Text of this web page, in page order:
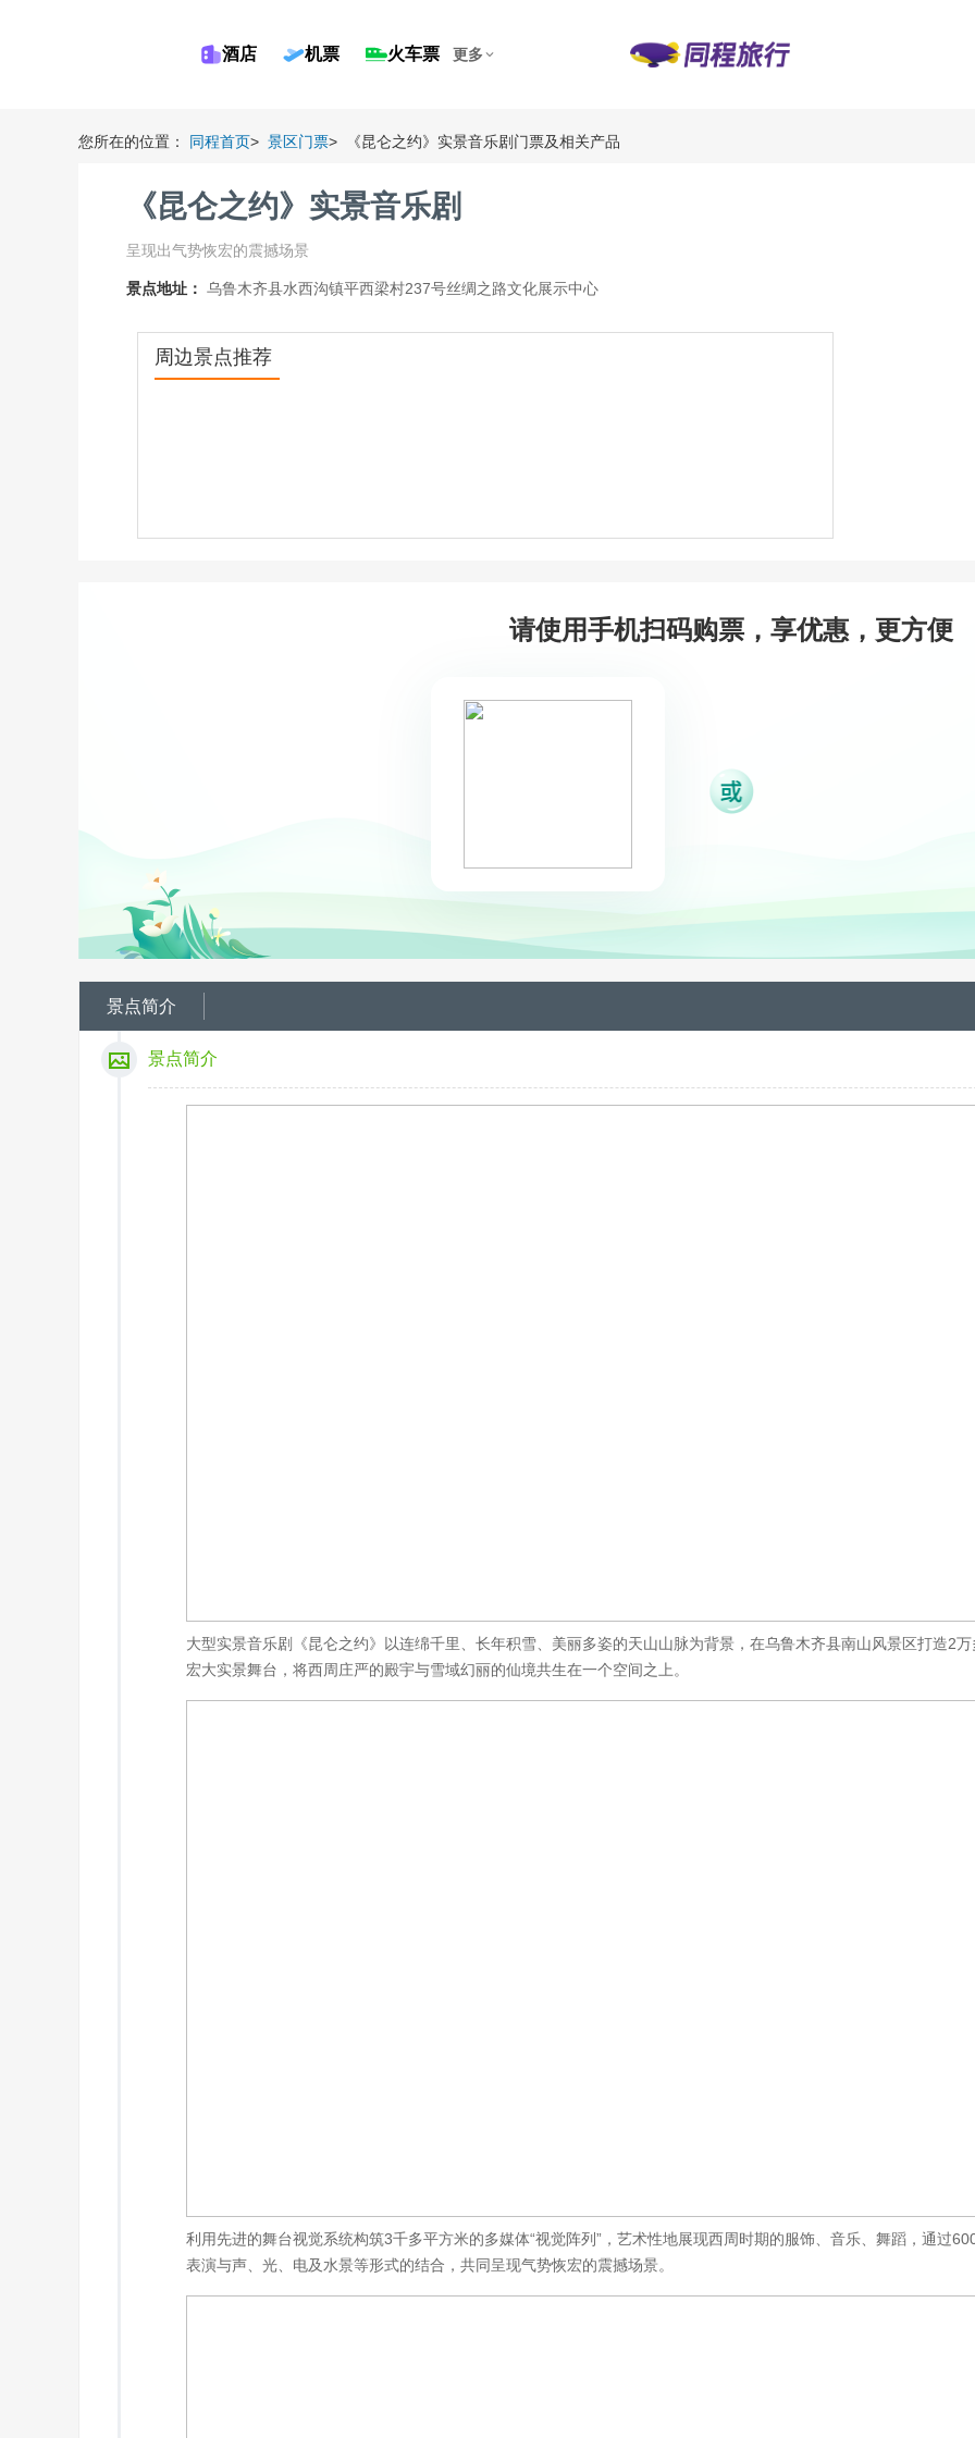
酒店 机票 火车票 更多
您所在的位置： 同程首页> 景区门票> 《昆仑之约》实景音乐剧门票及相关产品
《昆仑之约》实景音乐剧
呈现出气势恢宏的震撼场景
景点地址： 乌鲁木齐县水西沟镇平西梁村237号丝绸之路文化展示中心
周边景点推荐
请使用手机扫码购票，享优惠，更方便
景点简介
景点简介
大型实景音乐剧《昆仑之约》以连绵千里、长年积雪、美丽多姿的天山山脉为背景，在乌鲁木齐县南山风景区打造2
宏大实景舞台，将西周庄严的殿宇与雪域幻丽的仙境共生在一个空间之上。
利用先进的舞台视觉系统构筑3千多平方米的多媒体“视觉阵列”，艺术性地展现西周时期的服饰、音乐、舞蹈，通过
表演与声、光、电及水景等形式的结合，共同呈现气势恢宏的震撼场景。